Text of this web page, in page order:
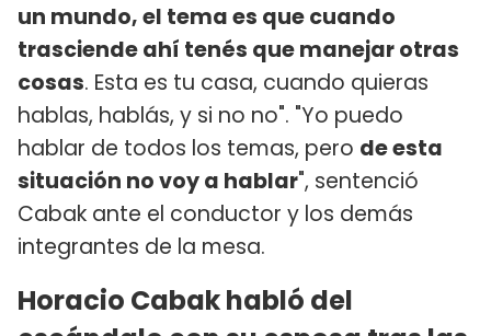
un mundo, el tema es que cuando
trasciende ahí tenés que manejar otras
cosas. Esta es tu casa, cuando quieras
hablas, hablás, y si no no". "Yo puedo
hablar de todos los temas, pero de esta
situación no voy a hablar", sentenció
Cabak ante el conductor y los demás
integrantes de la mesa.
Horacio Cabak habló del